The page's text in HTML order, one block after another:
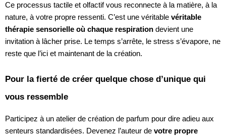
Ce processus tactile et olfactif vous reconnecte à la matière, à la
nature, à votre propre ressenti. C’est une véritable véritable
thérapie sensorielle où chaque respiration devient une
invitation à lâcher prise. Le temps s’arrête, le stress s’évapore, ne
reste que l’ici et maintenant de la création.
Pour la fierté de créer quelque chose d’unique qui
vous ressemble
Participez à un atelier de création de parfum pour dire adieu aux
senteurs standardisées. Devenez l’auteur de votre propre